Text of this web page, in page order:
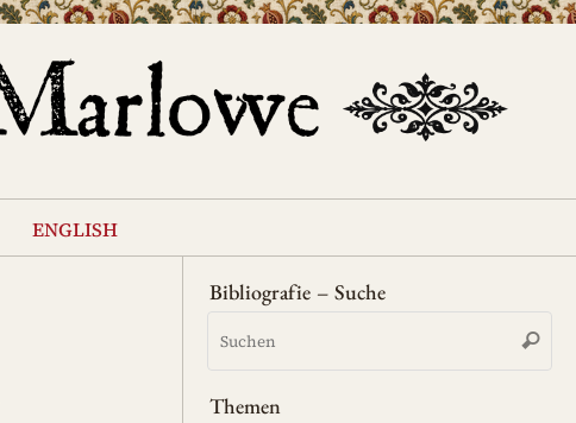
english
Bibliografie – Suche
Themen